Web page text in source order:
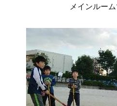
メインルー